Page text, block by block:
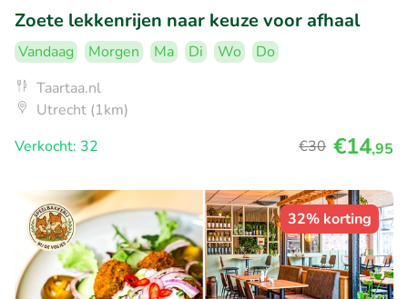
Zoete lekkenrijen naar keuze voor afhaal
Vandaag Morgen Ma Di Wo
Do
Taartaa.nl
Utrecht (1km)
Verkocht: 32
€30 €14,95
32% korting